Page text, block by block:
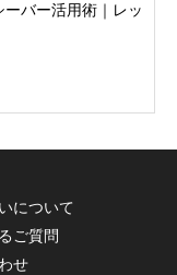
バー活用術｜レッ
について
ご質問
せ